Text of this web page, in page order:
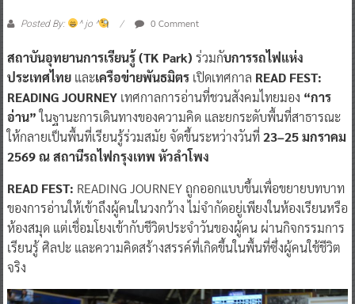
Posted By: ^ jo ^ 0 Comment
สถาบันอุทยานการเรียนรู้ (TK Park) ร่วมกับการรถไฟแห่ง
ประเทศไทย และเครือข่ายพันธมิตรเปิดเทศกาล READ FEST:
READING JOURNEYเทศกาลการอ่านที่ชวนสังคมไทยมอง “การ
อ่าน”ในฐานะการเดินทางของความคิด และยกระดับพื้นที่สาธารณะ
ให้กลายเป็นพื้นที่เรียนรู้ร่วมสมัย จัดขึ้นระหว่างวันที่23–25 มกราคม
2569 ณ สถานีรถไฟกรุงเทพ หัวลำโพง
READ FEST: READING JOURNEY ถูกออกแบบขึ้นเพื่อขยายบทบาท
ของการอ่านให้เข้าถึงผู้คนในวงกว้าง ไม่จำกัดอยู่เพียงในห้องเรียนหรือ
ห้องสมุด แต่เชื่อมโยงเข้ากับชีวิตประจำวันของผู้คน ผ่านกิจกรรมการ
เรียนรู้ ศิลปะ และความคิดสร้างสรรค์ที่เกิดขึ้นในพื้นที่ซึ่งผู้คนใช้ชีวิต
จริง